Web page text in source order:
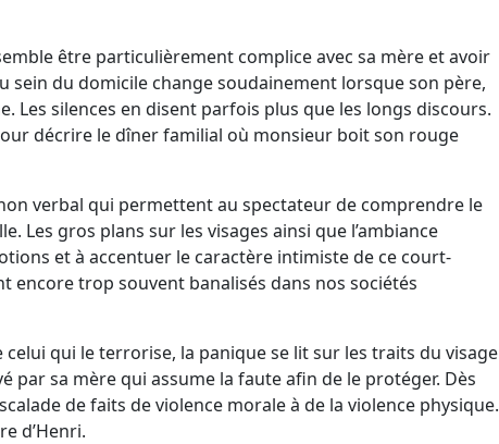
être particulièrement complice avec sa mère et avoir
sein du domicile change soudainement lorsque son père,
Les silences en disent parfois plus que les longs discours.
décrire le dîner familial où monsieur boit son rouge
verbal qui permettent au spectateur de comprendre le
Les gros plans sur les visages ainsi que l’ambiance
et à accentuer le caractère intimiste de ce court-
encore trop souvent banalisés dans nos sociétés
qui le terrorise, la panique se lit sur les traits du visage
par sa mère qui assume la faute afin de le protéger. Dès
de faits de violence morale à de la violence physique.
d’Henri.